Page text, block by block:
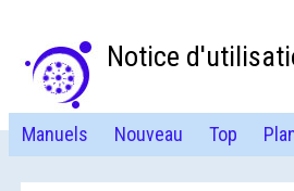
Notice
Manuels Nouveau Top